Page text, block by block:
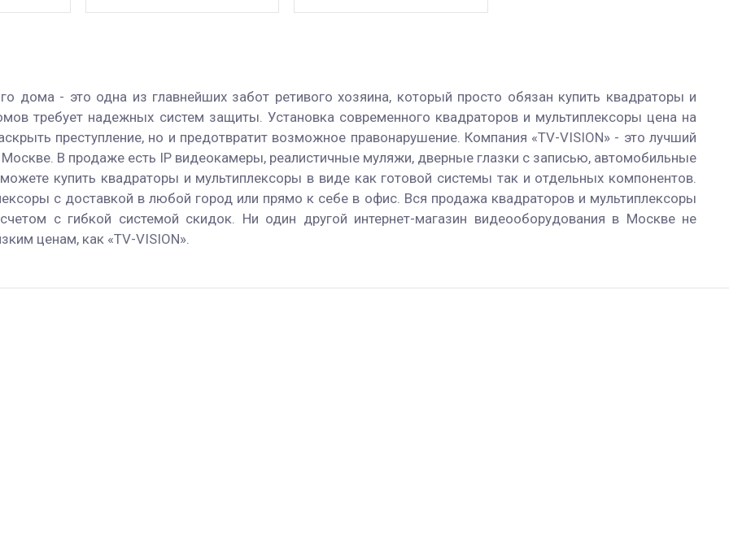
дома - это одна из главнейших забот ретивого хозяина, который просто обязан купить квадраторы и
требует надежных систем защиты. Установка современного квадраторов и мультиплексоры цена на
преступление, но и предотвратит возможное правонарушение. Компания «TV-VISION» - это лучший
В продаже есть IP видеокамеры, реалистичные муляжи, дверные глазки с записью, автомобильные
купить квадраторы и мультиплексоры в виде как готовой системы так и отдельных компонентов.
с доставкой в любой город или прямо к себе в офис. Вся продажа квадраторов и мультиплексоры
с гибкой системой скидок. Ни один другой интернет-магазин видеооборудования в Москве не
ценам, как «TV-VISION».